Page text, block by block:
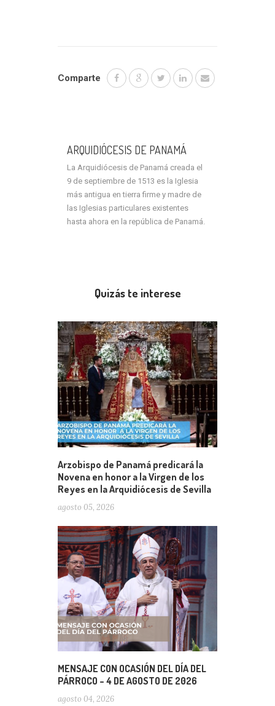
Comparte
ARQUIDIÓCESIS DE PANAMÁ
La Arquidiócesis de Panamá creada el
9 de septiembre de 1513 es la Iglesia
más antigua en tierra firme y madre de
las Iglesias particulares existentes
hasta ahora en la república de Panamá.
Quizás te interese
Arzobispo de Panamá predicará la
Novena en honor a la Virgen de los
Reyes en la Arquidiócesis de Sevilla
agosto 05, 2026
MENSAJE CON OCASIÓN DEL DÍA DEL
PÁRROCO – 4 DE AGOSTO DE 2026
agosto 04, 2026